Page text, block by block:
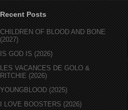
Recent Posts
CHILDREN OF BLOOD AND BONE
(2027)
IS GOD IS (2026)
LES VACANCES DE GOLO &
RITCHIE (2026)
YOUNGBLOOD (2025)
I LOVE BOOSTERS (2026)